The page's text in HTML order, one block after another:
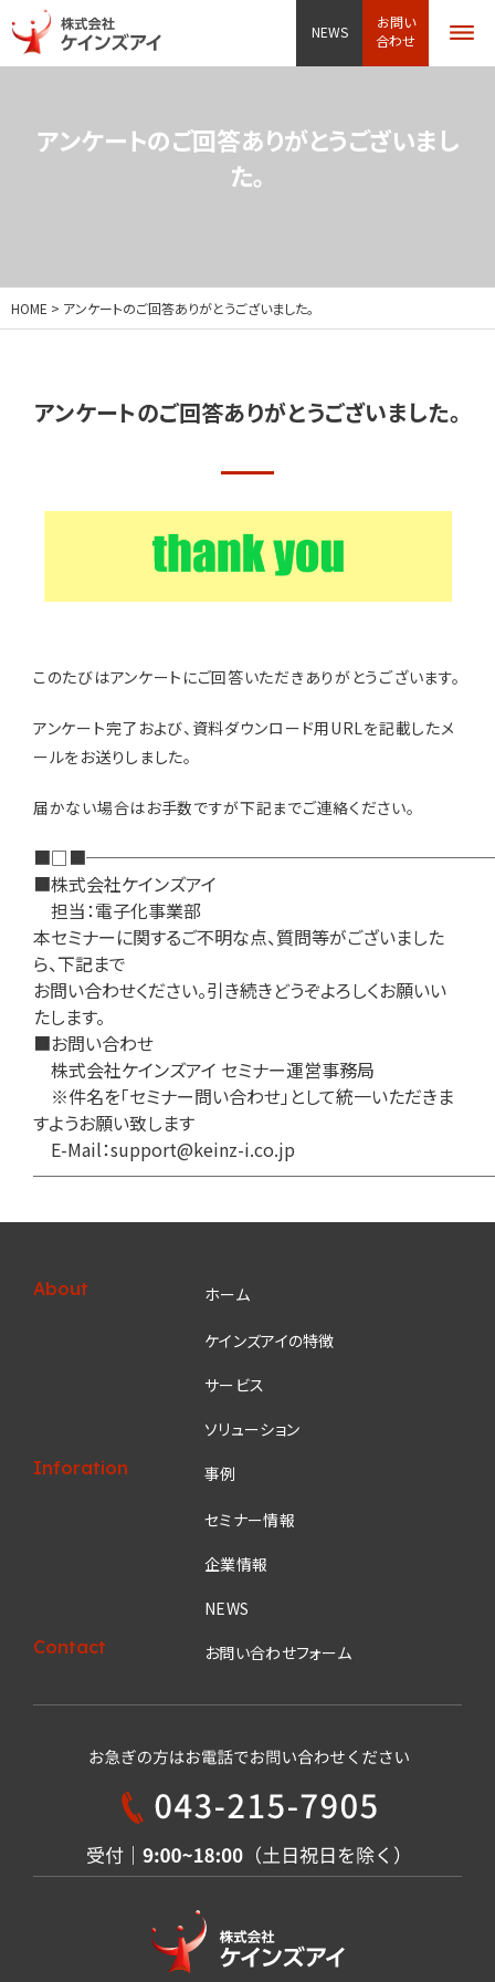
NEWS
お問い
合わせ
アンケートのご回答ありがとうございまし
た。
HOME > アンケートのご回答ありがとうございました。
アンケートのご回答ありがとうございました。
このたびはアンケートにご回答いただきありがとうございます。
アンケート完了および、資料ダウンロード用URLを記載したメ
ールをお送りしました。
届かない場合はお手数ですが下記までご連絡ください。
■株式会社ケインズアイ
担当：電子化事業部
本セミナーに関するご不明な点、質問等がございました
ら、下記まで
お問い合わせください。引き続きどうぞよろしくお願いい
たします。
■お問い合わせ
株式会社ケインズアイ セミナー運営事務局
※件名を「セミナー問い合わせ」として統一いただきま
すようお願い致します
E-Mail：support@keinz-i.co.jp
About ホーム
ケインズアイの特徴
サービス
ソリューション
Inforation
事例
セミナー情報
企業情報
NEWS
Contact
お問い合わせフォーム